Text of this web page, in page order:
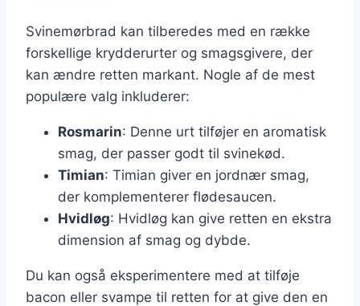
Svinemørbrad kan tilberedes med en række
forskellige krydderurter og smagsgivere, der
kan ændre retten markant. Nogle af de mest
populære valg inkluderer:
Rosmarin: Denne urt tilføjer en aromatisk
smag, der passer godt til svinekød.
Timian: Timian giver en jordnær smag,
der komplementerer flødesaucen.
Hvidløg: Hvidløg kan give retten en ekstra
dimension af smag og dybde.
Du kan også eksperimentere med at tilføje
bacon eller svampe til retten for at give den en